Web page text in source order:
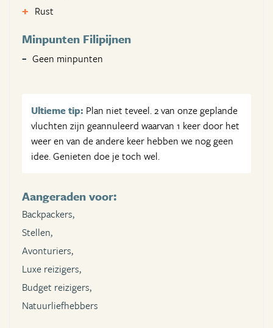
Rust
Minpunten Filipijnen
Geen minpunten
Ultieme tip: Plan niet teveel. 2 van onze geplande
vluchten zijn geannuleerd waarvan 1 keer door het
weer en van de andere keer hebben we nog geen
idee. Genieten doe je toch wel.
Aangeraden voor:
Backpackers,
Stellen,
Avonturiers,
Luxe reizigers,
Budget reizigers,
Natuurliefhebbers